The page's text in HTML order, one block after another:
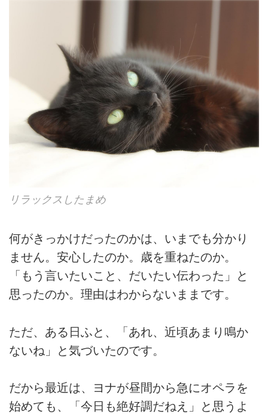
リラックスしたまめ
何がきっかけだったのかは、いまでも分かり
ません。安心したのか。歳を重ねたのか。
「もう言いたいこと、だいたい伝わった」と
思ったのか。理由はわからないままです。
ただ、ある日ふと、「あれ、近頃あまり鳴か
ないね」と気づいたのです。
だから最近は、ヨナが昼間から急にオペラを
始めても、「今日も絶好調だねえ」と思うよ